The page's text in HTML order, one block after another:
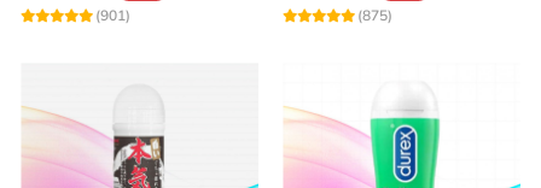
(901)
(875)